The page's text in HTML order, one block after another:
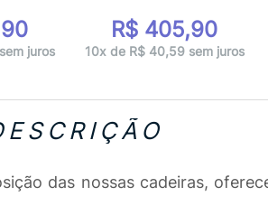
juros
R$ 405,90
10x de R$ 40,59 sem juros
das nossas cadeiras,